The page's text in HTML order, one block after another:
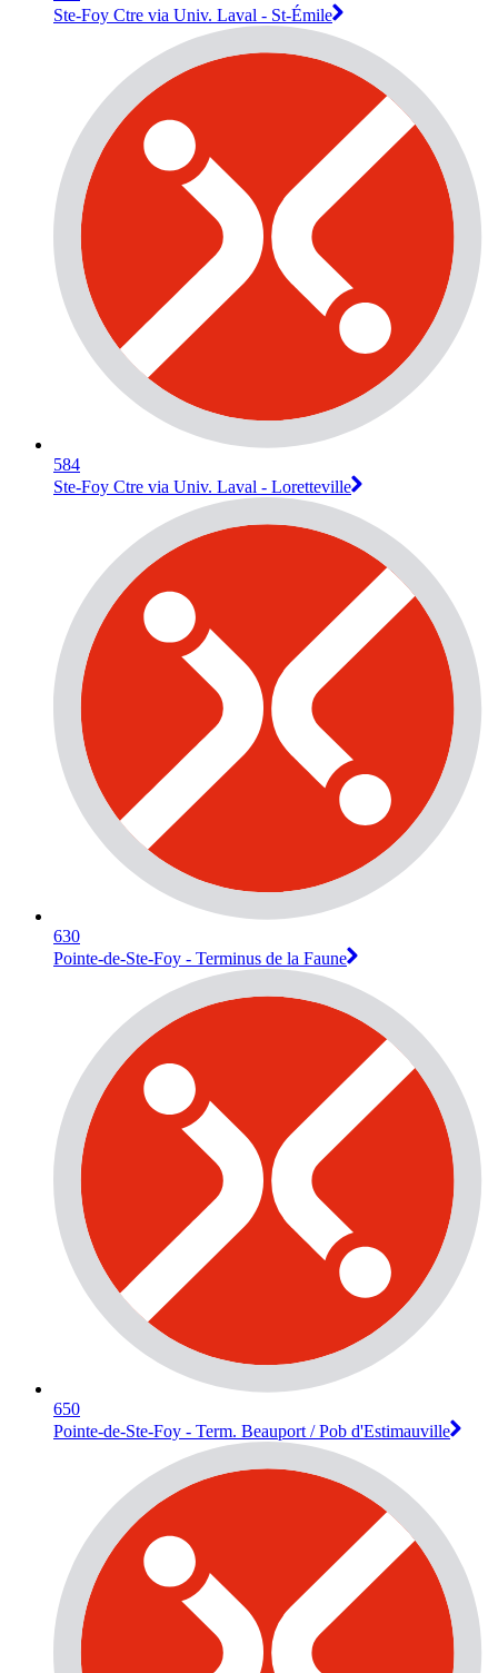
Ste-Foy Ctre via Univ. Laval - St-Émile
584
Ste-Foy Ctre via Univ. Laval - Loretteville
630
Pointe-de-Ste-Foy - Terminus de la Faune
650
Pointe-de-Ste-Foy - Term. Beauport / Pob d'Estimauville